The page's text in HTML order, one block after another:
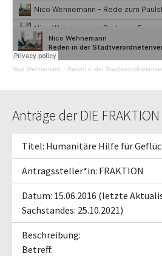
Nico Wehnemann · Reden in der
Anträge der DIE FRAKTION
Titel: Humanitäre Hilfe für
Antragssteller*in: FRAKTION
Datum: 15.06.2016 (letzte
Sachstandes: 25.10.2021)
Beschreibung:
Betreff: